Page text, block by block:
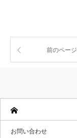
前のページ
お問い合わせ